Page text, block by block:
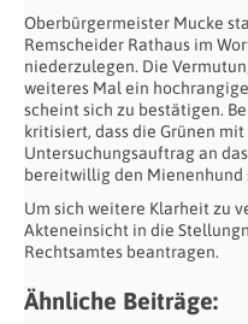
Oberbürgermeister Mucke
Remscheider Rathaus im
niederzulegen. Die
weiteres Mal ein
scheint sich zu bestätigen.
kritisiert, dass die Grünen
Untersuchungsauftrag an
bereitwillig den Mienenhund
Um sich weitere Klarheit zu
Akteneinsicht in die
Rechtsamtes beantragen.
Ähnliche Beiträge: